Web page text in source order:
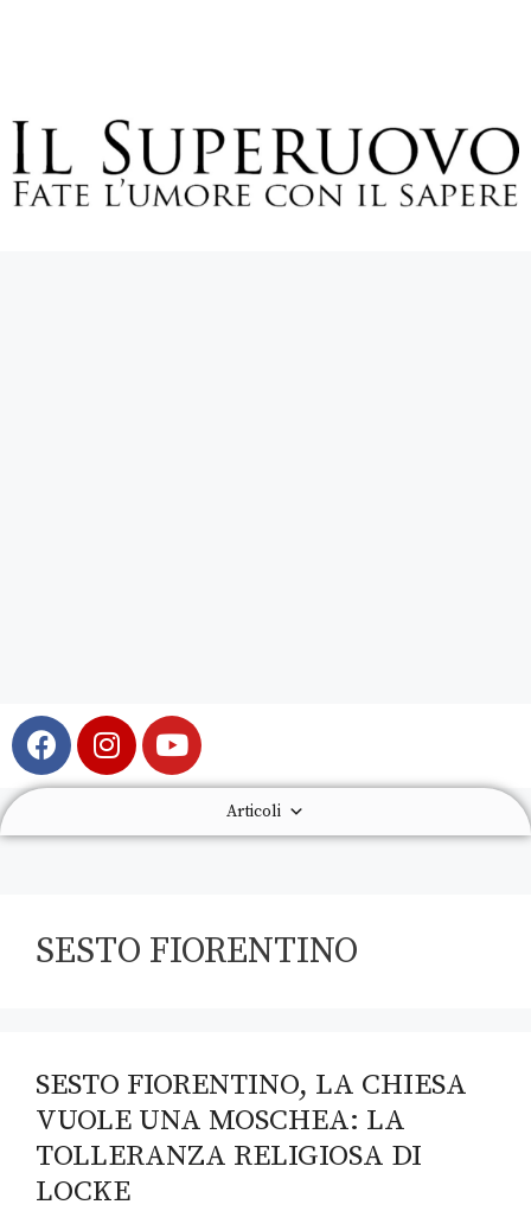
Articoli
SESTO FIORENTINO
SESTO FIORENTINO, LA CHIESA
VUOLE UNA MOSCHEA: LA
TOLLERANZA RELIGIOSA DI
LOCKE